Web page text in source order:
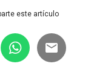
este artículo